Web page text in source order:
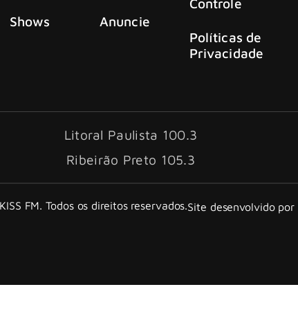
Shows Anuncie
Políticas de
Privacidade
Litoral Paulista 100.3
Ribeirão Preto 105.3
FM. Todos os direitos reservados.Site desenvolvido por